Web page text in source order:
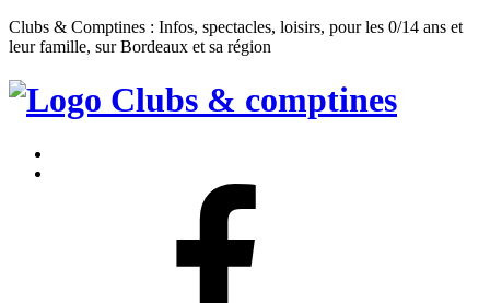
Clubs & Comptines : Infos, spectacles, loisirs, pour les 0/14 ans et
leur famille, sur Bordeaux et sa région
Clubs
Comptines